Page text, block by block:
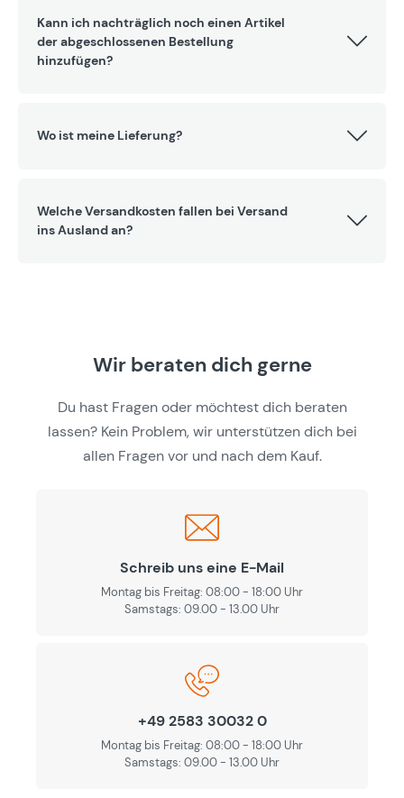
Kann ich nachträglich noch einen Artikel
der abgeschlossenen Bestellung
hinzufügen?
Wo ist meine Lieferung?
Welche Versandkosten fallen bei Versand
ins Ausland an?
Wir beraten dich gerne
Du hast Fragen oder möchtest dich beraten
lassen? Kein Problem, wir unterstützen dich bei
allen Fragen vor und nach dem Kauf.
Schreib uns eine E-Mail
Montag bis Freitag: 08:00 - 18:00 Uhr
Samstags: 09.00 - 13.00 Uhr
+49 2583 30032 0
Montag bis Freitag: 08:00 - 18:00 Uhr
Samstags: 09.00 - 13.00 Uhr